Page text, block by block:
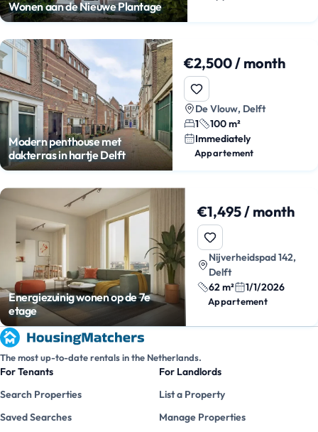
Wonen aan de Nieuwe Plantage
Modern penthouse met
dakterras in hartje Delft
€2,500 / month
De Vlouw, Delft
1
100 m²
Immediately
Appartement
Energiezuinig wonen op de 7e
etage
€1,495 / month
Nijverheidspad 142,
Delft
62 m²
1/1/2026
Appartement
The most up-to-date rentals in the Netherlands.
For Tenants
Search Properties
Saved Searches
For Landlords
List a Property
Manage Properties